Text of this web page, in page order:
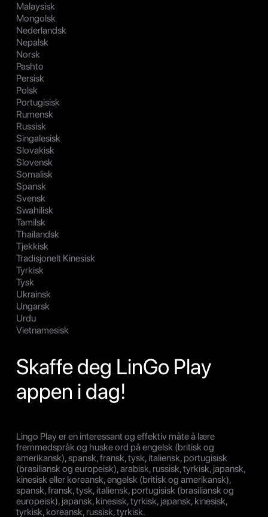
Malaysisk
Mongolsk
Nederlandsk
Nepalsk
Norsk
Pashto
Persisk
Polsk
Portugisisk
Rumensk
Russisk
Singalesisk
Slovakisk
Slovensk
Somalisk
Spansk
Svensk
Swahilisk
Tamilsk
Thailandsk
Tjekkisk
Tradisjonelt Kinesisk
Tyrkisk
Tysk
Ukrainsk
Ungarsk
Urdu
Vietnamesisk
Skaffe deg LinGo Play
appen i dag!
Lingo Play er en interessant og effektiv måte å lære
fremmedspråk og huske ord på engelsk (britisk og
amerikansk), spansk, fransk, tysk, italiensk, portugisisk
(brasiliansk og europeisk), arabisk, russisk, tyrkisk, japansk,
kinesisk eller koreansk, engelsk (britisk og amerikansk),
spansk, fransk, tysk, italiensk, portugisisk (brasiliansk og
europeisk), japansk, kinesisk, tyrkisk, japansk, kinesisk,
tyrkisk, koreansk, russisk, tyrkisk.